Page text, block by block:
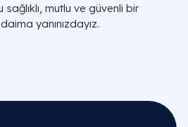
sağlıklı, mutlu ve güvenli bir
yanınızdayız.